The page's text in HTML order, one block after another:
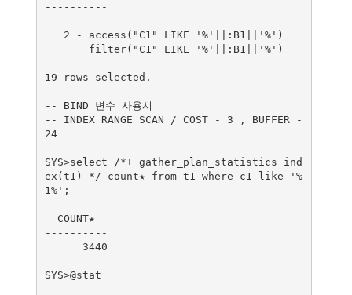
----------
19 rows selected.
-- BIND 변수 사용시
-- INDEX RANGE SCAN / COST - 3 , BUFFER -
24
SYS>select /*+ gather_plan_statistics ind
ex(t1) */ count★ from t1 where c1 like '%
1%';
----------
SYS>@stat